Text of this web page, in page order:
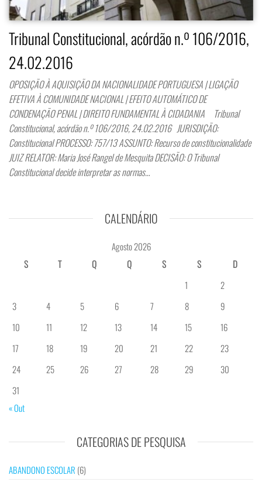
Tribunal Constitucional, acórdão n.º 106/2016,
24.02.2016
OPOSIÇÃO À AQUISIÇÃO DA NACIONALIDADE PORTUGUESA | LIGAÇÃO
EFETIVA À COMUNIDADE NACIONAL | EFEITO AUTOMÁTICO DE
CONDENAÇÃO PENAL | DIREITO FUNDAMENTAL À CIDADANIA Tribunal
Constitucional, acórdão n.º 106/2016, 24.02.2016 JURISDIÇÃO:
Constitucional PROCESSO: 757/13 ASSUNTO: Recurso de constitucionalidade
JUIZ RELATOR: Maria José Rangel de Mesquita DECISÃO: O Tribunal
Constitucional decide interpretar as normas…
CALENDÁRIO
Agosto 2026
S
T Q Q S S
D
1
2
3
4 5 6 7 8
9
10
11 12 13 14 15
16
17
18 19 20 21 22
23
24
25 26 27 28 29
30
31
« Out
CATEGORIAS DE PESQUISA
ABANDONO ESCOLAR (6)